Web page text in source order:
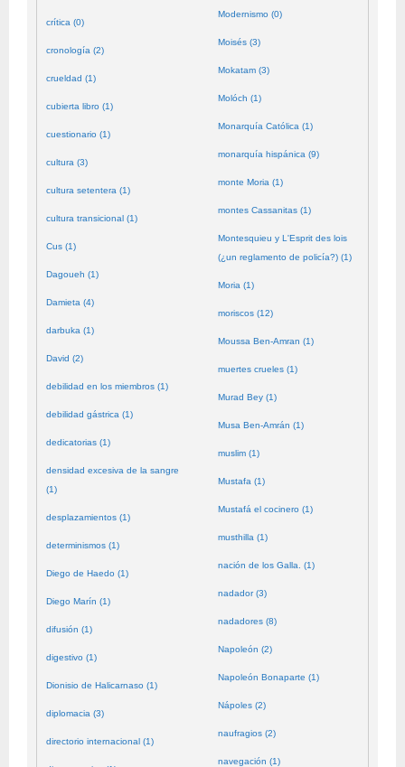
crítica (0)
cronología (2)
crueldad (1)
cubierta libro (1)
cuestionario (1)
cultura (3)
cultura setentera (1)
cultura transicional (1)
Cus (1)
Dagoueh (1)
Damieta (4)
darbuka (1)
David (2)
debilidad en los miembros (1)
debilidad gástrica (1)
dedicatorias (1)
densidad excesiva de la sangre
(1)
desplazamientos (1)
determinismos (1)
Diego de Haedo (1)
Diego Marín (1)
difusión (1)
digestivo (1)
Dionisio de Halicarnaso (1)
diplomacia (3)
directorio internacional (1)
Modernismo (0)
Moisés (3)
Mokatam (3)
Molóch (1)
Monarquía Católica (1)
monarquía hispánica (9)
monte Moria (1)
montes Cassanitas (1)
Montesquieu y L'Esprit des lois
(¿un reglamento de policía?) (1)
Moria (1)
moriscos (12)
Moussa Ben-Amran (1)
muertes crueles (1)
Murad Bey (1)
Musa Ben-Amrán (1)
muslim (1)
Mustafa (1)
Mustafá el cocinero (1)
musthilla (1)
nación de los Galla. (1)
nadador (3)
nadadores (8)
Napoleón (2)
Napoleón Bonaparte (1)
Nápoles (2)
naufragios (2)
navegación (1)